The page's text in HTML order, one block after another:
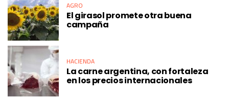
AGRO
El girasol promete otra buena
campaña
HACIENDA
La carne argentina, con fortaleza
en los precios internacionales